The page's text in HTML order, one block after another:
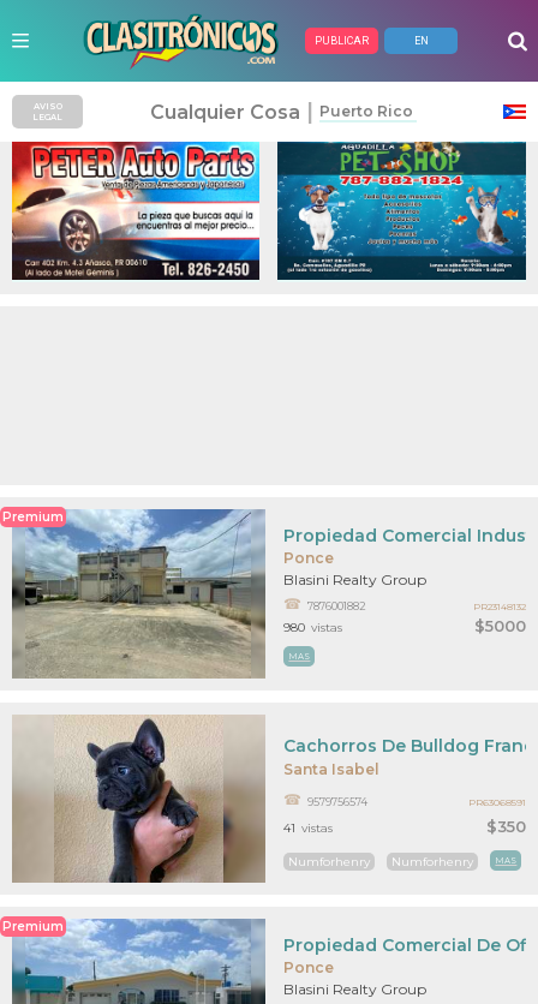
PUBLICAR EN
Anuncios Pagados
Premium
Ponce
$5000
Propiedad Comercial
Blasini Realty Group
7876001882
MAS
980 vistas
PR23148132
Santa Isabel
$350
Cachorros De Bulldog
9579756574
Numforhenry Numforhenry MAS
41 vistas
PR63068591
Premium
Ponce
Propiedad Comercial De
Blasini Realty Group
AVISO
LEGAL
Cualquier Cosa Puerto Rico